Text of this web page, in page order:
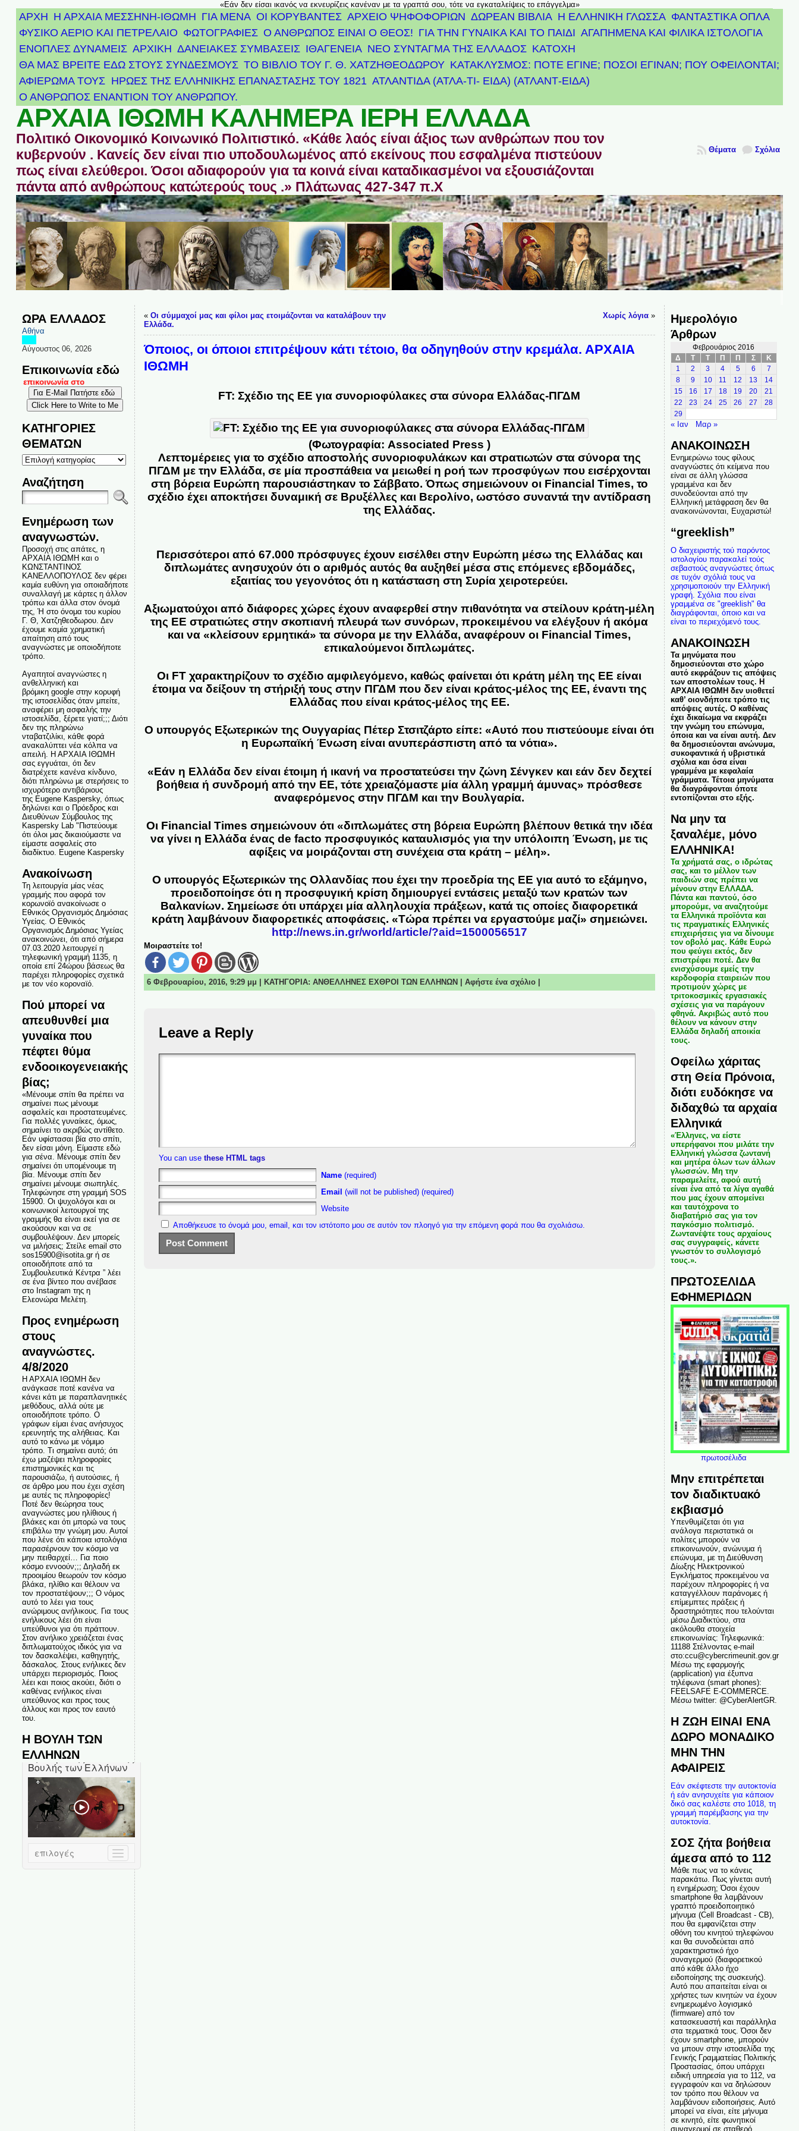
«Εάν δεν είσαι ικανός να εκνευρίζεις κανέναν με τα γραπτά σου, τότε να εγκαταλείψεις το επάγγελμα»
ΑΡΧΗ Η ΑΡΧΑΙΑ ΜΕΣΣΗΝΗ-ΙΘΩΜΗ ΓΙΑ ΜΕΝΑ ΟΙ ΚΟΡΥΒΑΝΤΕΣ ΑΡΧΕΊΟ ΨΗΦΟΦΟΡΙΏΝ ΔΩΡΕΑΝ ΒΙΒΛΙΑ Η ΕΛΛΗΝΙΚΗ ΓΛΩΣΣΑ ΦΑΝΤΑΣΤΙΚΑ ΟΠΛΑ
ΦΥΣΙΚΟ ΑΕΡΙΟ ΚΑΙ ΠΕΤΡΕΛΑΙΟ ΦΩΤΟΓΡΑΦΙΕΣ Ο ΑΝΘΡΩΠΟΣ ΕΙΝΑΙ Ο ΘΕΟΣ! ΓΙΑ ΤΗΝ ΓΥΝΑΙΚΑ ΚΑΙ ΤΟ ΠΑΙΔΙ ΑΓΑΠΗΜΕΝΑ ΚΑΙ ΦΙΛΙΚΑ ΙΣΤΟΛΟΓΙΑ
ΕΝΟΠΛΕΣ ΔΥΝΑΜΕΙΣ ΑΡΧΙΚΉ ΔΑΝΕΙΑΚΕΣ ΣΥΜΒΑΣΕΙΣ ΙΘΑΓΕΝΕΙΑ ΝΕΟ ΣΥΝΤΑΓΜΑ ΤΗΣ ΕΛΛΑΔΟΣ ΚΑΤΟΧΗ
ΘΑ ΜΑΣ ΒΡΕΙΤΕ ΕΔΩ ΣΤΟΥΣ ΣΥΝΔΕΣΜΟΥΣ ΤΟ ΒΙΒΛΙΟ ΤΟΥ Γ. Θ. ΧΑΤΖΗΘΕΟΔΩΡΟΥ ΚΑΤΑΚΛΥΣΜΟΣ: ΠΟΤΕ ΕΓΙΝΕ; ΠΟΣΟΙ ΕΓΙΝΑΝ; ΠΟΥ ΟΦΕΙΛΟΝΤΑΙ;
ΑΦΙΈΡΩΜΑ ΤΟΥΣ ΉΡΩΕΣ ΤΗΣ ΕΛΛΗΝΙΚΉΣ ΕΠΑΝΆΣΤΑΣΗΣ ΤΟΥ 1821 ΑΤΛΑΝΤΊΔΑ (ΑΤΛΑ-ΤΙ- ΕΙΔΑ) (ΑΤΛΑΝΤ-ΕΙΔΑ)
Ο ΑΝΘΡΩΠΟΣ ΕΝΑΝΤΙΟΝ ΤΟΥ ΑΝΘΡΩΠΟΥ.
ΑΡΧΑΙΑ ΙΘΩΜΗ ΚΑΛΗΜΕΡΑ ΙΕΡΗ ΕΛΛΑΔΑ
Πολιτικό Οικονομικό Κοινωνικό Πολιτιστικό. «Κάθε λαός είναι άξιος των ανθρώπων που τον
κυβερνούν . Κανείς δεν είναι πιο υποδουλωμένος από εκείνους που εσφαλμένα πιστεύουν
πως είναι ελεύθεροι. Όσοι αδιαφορούν για τα κοινά είναι καταδικασμένοι να εξουσιάζονται
πάντα από ανθρώπους κατώτερούς τους .» Πλάτωνας 427-347 π.Χ
Σχόλια
Θέματα
ΩΡΑ ΕΛΛΑΔΟΣ
Αθήνα
Αύγουστος 06, 2026
Επικοινωνία εδώ
επικοινωνία στο
ΚΑΤΗΓΟΡΙΕΣ
ΘΕΜΑΤΩΝ
ΚΑΤΗΓΟΡΙΕΣ
ΘΕΜΑΤΩΝ
Αναζήτηση
Ενημέρωση των
αναγνωστών.
Προσοχή στις απάτες, η
ΑΡΧΑΙΑ ΙΘΩΜΗ και ο
ΚΩΝΣΤΑΝΤΙΝΟΣ
ΚΑΝΕΛΛΟΠΟΥΛΟΣ δεν φέρει
καμία ευθύνη για οποιαδήποτε
συναλλαγή με κάρτες η άλλον
τρόπω και άλλα στον όνομά
της, Ή στο όνομα του κυρίου
Γ. Θ, Χατζηθεοδωρου. Δεν
έχουμε καμία χρηματική
απαίτηση από τους
αναγνώστες με οποιοδήποτε
τρόπο.
Αγαπητοί αναγνώστες η
ανθελληνική και
βρόμικη google στην κορυφή
της ιστοσελίδας όταν μπείτε,
αναφέρει μη ασφαλής την
ιστοσελίδα, ξέρετε γιατί;;; Διότι
δεν της πληρώνω
νταβατζιλίκι, κάθε φορά
ανακαλύπτει νέα κόλπα να
απειλή. Η ΑΡΧΑΙΑ ΙΘΩΜΗ
σας εγγυάται, ότι δεν
διατρέχετε κανένα κίνδυνο,
διότι πληρώνω με στερήσεις το
ισχυρότερο αντιβάριους
της Eugene Kaspersky, όπως
δηλώνει και ο Πρόεδρος και
Διευθύνων Σύμβουλος της
Kaspersky Lab "Πιστεύουμε
ότι όλοι μας δικαιούμαστε να
είμαστε ασφαλείς στο
διαδίκτυο. Eugene Kaspersky
Ανακοίνωση
Τη λειτουργία μίας νέας
γραμμής που αφορά τον
κορωνοϊό ανακοίνωσε ο
Εθνικός Οργανισμός Δημόσιας
Υγείας. Ο Εθνικός
Οργανισμός Δημόσιας Υγείας
ανακοινώνει, ότι από σήμερα
07.03.2020 λειτουργεί η
τηλεφωνική γραμμή 1135, η
οποία επί 24ώρου βάσεως θα
παρέχει πληροφορίες σχετικά
με τον νέο κοροναϊό.
Πού μπορεί να
απευθυνθεί μια
γυναίκα που
πέφτει θύμα
ενδοοικογενειακής
βίας;
«Μένουμε σπίτι θα πρέπει να
σημαίνει πως μένουμε
ασφαλείς και προστατευμένες.
Για πολλές γυναίκες, όμως,
σημαίνει το ακριβώς αντίθετο.
Εάν υφίστασαι βία στο σπίτι,
δεν είσαι μόνη. Είμαστε εδώ
για σένα. Μένουμε σπίτι δεν
σημαίνει ότι υπομένουμε τη
βία. Μένουμε σπίτι δεν
σημαίνει μένουμε σιωπηλές.
Τηλεφώνησε στη γραμμή SOS
15900. Οι ψυχολόγοι και οι
κοινωνικοί λειτουργοί της
γραμμής θα είναι εκεί για σε
ακούσουν και να σε
συμβουλέψουν. Δεν μπορείς
να μιλήσεις; Στείλε email στο
sos15900@isotita.gr ή σε
οποιοδήποτε από τα
Συμβουλευτικά Κέντρα ” λέει
σε ένα βίντεο που ανέβασε
στο Instagram της η
Ελεονώρα Μελέτη.
Προς ενημέρωση
στους
αναγνώστες.
4/8/2020
Η ΑΡΧΑΙΑ ΙΘΩΜΗ δεν
ανάγκασε ποτέ κανένα να
κάνει κάτι με παραπλανητικές
μεθόδους, αλλά ούτε με
οποιοδήποτε τρόπο. Ο
γράφων είμαι ένας ανήσυχος
ερευνητής της αλήθειας. Και
αυτό το κάνω με νόμιμο
τρόπο. Τι σημαίνει αυτό; ότι
έχω μαζέψει πληροφορίες
επιστημονικές και τις
παρουσιάζω, ή αυτούσιες, ή
σε άρθρο μου που έχει σχέση
με αυτές τις πληροφορίες!
Ποτέ δεν θεώρησα τους
αναγνώστες μου ηλίθιους ή
βλάκες και ότι μπορώ να τους
επιβάλω την γνώμη μου. Αυτοί
που λένε ότι κάποια ιστολόγια
παρασέρνουν τον κόσμο να
μην πειθαρχεί… Για ποιο
κόσμο εννοούν;;; Δηλαδή εκ
προοιμίου θεωρούν τον κόσμο
βλάκα, ηλίθιο και θέλουν να
τον προστατέψουν;;; Ο νόμος
αυτό το λέει για τους
ανώριμους ανήλικους. Για τους
ενήλικους λέει ότι είναι
υπεύθυνοι για ότι πράττουν.
Στον ανήλικο χρειάζεται ένας
διπλωματούχος ιδικός για να
τον δασκαλέψει, καθηγητής,
δάσκαλος. Στους ενήλικες δεν
υπάρχει περιορισμός. Ποιος
λέει και ποιος ακούει, διότι ο
καθένας ενήλικος είναι
υπεύθυνος και προς τους
άλλους και προς τον εαυτό
του.
Η ΒΟΥΛΗ ΤΩΝ
ΕΛΛΗΝΩΝ
« Οι σύμμαχοί μας και φίλοι μας ετοιμάζονται να καταλάβουν την
Ελλάδα.
Χωρίς λόγια»
Όποιος, οι όποιοι επιτρέψουν κάτι τέτοιο, θα οδηγηθούν στην κρεμάλα. ΑΡΧΑΙΑ
ΙΘΩΜΗ
FT: Σχέδιο της ΕΕ για συνοριοφύλακες στα σύνορα Ελλάδας-ΠΓΔΜ
(Φωτογραφία: Associated Press )
Λεπτομέρειες για το σχέδιο αποστολής συνοριοφυλάκων και στρατιωτών στα σύνορα της
ΠΓΔΜ με την Ελλάδα, σε μία προσπάθεια να μειωθεί η ροή των προσφύγων που εισέρχονται
στη βόρεια Ευρώπη παρουσιάστηκαν το Σάββατο. Όπως σημειώνουν οι Financial Times, το
σχέδιο έχει αποκτήσει δυναμική σε Βρυξέλλες και Βερολίνο, ωστόσο συναντά την αντίδραση
της Ελλάδας.
Περισσότεροι από 67.000 πρόσφυγες έχουν εισέλθει στην Ευρώπη μέσω της Ελλάδας και
διπλωμάτες ανησυχούν ότι ο αριθμός αυτός θα αυξηθεί μέσα στις επόμενες εβδομάδες,
εξαιτίας του γεγονότος ότι η κατάσταση στη Συρία χειροτερεύει.
Αξιωματούχοι από διάφορες χώρες έχουν αναφερθεί στην πιθανότητα να στείλουν κράτη-μέλη
της ΕΕ στρατιώτες στην σκοπιανή πλευρά των συνόρων, προκειμένου να ελέγξουν ή ακόμα
και να «κλείσουν ερμητικά» τα σύνορα με την Ελλάδα, αναφέρουν οι Financial Times,
επικαλούμενοι διπλωμάτες.
Οι FT χαρακτηρίζουν το σχέδιο αμφιλεγόμενο, καθώς φαίνεται ότι κράτη μέλη της ΕΕ είναι
έτοιμα να δείξουν τη στήριξή τους στην ΠΓΔΜ που δεν είναι κράτος-μέλος της ΕΕ, έναντι της
Ελλάδας που είναι κράτος-μέλος της ΕΕ.
Ο υπουργός Εξωτερικών της Ουγγαρίας Πέτερ Στσιτζάρτο είπε: «Αυτό που πιστεύουμε είναι ότι
η Ευρωπαϊκή Ένωση είναι ανυπεράσπιστη από τα νότια».
«Εάν η Ελλάδα δεν είναι έτοιμη ή ικανή να προστατεύσει την ζώνη Σένγκεν και εάν δεν δεχτεί
βοήθεια ή συνδρομή από την ΕΕ, τότε χρειαζόμαστε μία άλλη γραμμή άμυνας» πρόσθεσε
αναφερόμενος στην ΠΓΔΜ και την Βουλγαρία.
Οι Financial Times σημειώνουν ότι «διπλωμάτες στη βόρεια Ευρώπη βλέπουν θετικά την ιδέα
να γίνει η Ελλάδα ένας de facto προσφυγικός καταυλισμός για την υπόλοιπη Ένωση, με τις
αφίξεις να μοιράζονται στη συνέχεια στα κράτη – μέλη».
Ο υπουργός Εξωτερικών της Ολλανδίας που έχει την προεδρία της ΕΕ για αυτό το εξάμηνο,
προειδοποίησε ότι η προσφυγική κρίση δημιουργεί εντάσεις μεταξύ των κρατών των
Βαλκανίων. Σημείωσε ότι υπάρχει μία αλληλουχία πράξεων, κατά τις οποίες διαφορετικά
κράτη λαμβάνουν διαφορετικές αποφάσεις. «Τώρα πρέπει να εργαστούμε μαζί» σημειώνει.
http://news.in.gr/world/article/?aid=1500056517
Μοιραστείτε το!
6 Φεβρουαρίου, 2016, 9:29 μμ | ΚΑΤΗΓΟΡΙΑ: ΑΝΘΕΛΛΗΝΕΣ ΕΧΘΡΟΙ ΤΩΝ ΕΛΛΗΝΩΝ Αφήστε ένα σχόλιο|
Leave a Reply
You can use these HTML tags
Name (required)
Email (will not be published) (required)
Website
Αποθήκευσε το όνομά μου, email, και τον ιστότοπο μου σε αυτόν τον πλοηγό για την επόμενη φορά που θα σχολιάσω.
Ημερολόγιο
Άρθρων
Φεβρουάριος 2016
Δ
Τ Τ Π Π Σ
Κ
1
2 3 4 5 6
7
8
9 10 11 12 13
14
15
16 17 18 19 20
21
22
23 24 25 26 27
28
29
« Ιαν Μαρ »
ΑΝΑΚΟΙΝΩΣΗ
Ενημερώνω τους φίλους
αναγνώστες ότι κείμενα που
είναι σε άλλη γλώσσα
γραμμένα και δεν
συνοδεύονται από την
Ελληνική μετάφραση δεν θα
ανακοινώνονται, Ευχαριστώ!
“greeklish”
Ο διαχειριστής τού παρόντος
ιστολογίου παρακαλεί τούς
σεβαστούς αναγνώστες όπως
σε τυχόν σχόλιά τους να
χρησιμοποιούν την Ελληνική
γραφή. Σχόλια που είναι
γραμμένα σε "greeklish" θα
διαγράφονται, όποιο και να
είναι το περιεχόμενό τους.
ΑΝΑΚΟΙΝΩΣΗ
Τα μηνύματα που
δημοσιεύονται στο χώρο
αυτό εκφράζουν τις απόψεις
των αποστολέων τους. Η
ΑΡΧΑΙΑ ΙΘΩΜΗ δεν υιοθετεί
καθ’ οιονδήποτε τρόπο τις
απόψεις αυτές. Ο καθένας
έχει δικαίωμα να εκφράζει
την γνώμη του επώνυμα,
όποια και να είναι αυτή. Δεν
θα δημοσιεύονται ανώνυμα,
συκοφαντικά ή υβριστικά
σχόλια και όσα είναι
γραμμένα με κεφαλαία
γράμματα. Τέτοια μηνύματα
θα διαγράφονται όποτε
εντοπίζονται στο εξής.
Να μην τα
ξαναλέμε, μόνο
ΕΛΛΗΝΙΚΑ!
Τα χρήματά σας, ο ιδρώτας
σας, και το μέλλον των
παιδιών σας πρέπει να
μένουν στην ΕΛΛΑΔΑ.
Πάντα και παντού, όσο
μπορούμε, να αναζητούμε
τα Ελληνικά προϊόντα και
τις πραγματικές Ελληνικές
επιχειρήσεις για να δίνουμε
τον οβολό μας. Κάθε Ευρώ
που φεύγει εκτός, δεν
επιστρέφει ποτέ. Δεν θα
ενισχύσουμε εμείς την
κερδοφορία εταιρειών που
προτιμούν χώρες με
τριτοκοσμικές εργασιακές
σχέσεις για να παράγουν
φθηνά. Ακριβώς αυτό που
θέλουν να κάνουν στην
Ελλάδα δηλαδή αποικία
τους.
Οφείλω χάριτας
στη Θεία Πρόνοια,
διότι ευδόκησε να
διδαχθώ τα αρχαία
Ελληνικά
«Έλληνες, να είστε
υπερήφανοι που μιλάτε την
Ελληνική γλώσσα ζωντανή
και μητέρα όλων των άλλων
γλωσσών. Μη την
παραμελείτε, αφού αυτή
είναι ένα από τα λίγα αγαθά
που μας έχουν απομείνει
και ταυτόχρονα το
διαβατήριό σας για τον
παγκόσμιο πολιτισμό.
Ζωντανέψτε τους αρχαίους
σας συγγραφείς, κάνετε
γνωστόν το συλλογισμό
τους.».
ΠΡΩΤΟΣΕΛΙΔΑ
ΕΦΗΜΕΡΙΔΩΝ
πρωτοσέλιδα
Μην επιτρέπεται
τον διαδικτυακό
εκβιασμό
Υπενθυμίζεται ότι για
ανάλογα περιστατικά οι
πολίτες μπορούν να
επικοινωνούν, ανώνυμα ή
επώνυμα, με τη Διεύθυνση
Δίωξης Ηλεκτρονικού
Εγκλήματος προκειμένου να
παρέχουν πληροφορίες ή να
καταγγέλλουν παράνομες ή
επίμεμπτες πράξεις ή
δραστηριότητες που τελούνται
μέσω Διαδικτύου, στα
ακόλουθα στοιχεία
επικοινωνίας: Τηλεφωνικά:
11188 Στέλνοντας e-mail
στο:ccu@cybercrimeunit.gov.gr
Μέσω της εφαρμογής
(application) για έξυπνα
τηλέφωνα (smart phones):
FEELSAFE E-COMMERCE.
Μέσω twitter: @CyberAlertGR.
Η ΖΩΗ ΕΙΝΑΙ ΕΝΑ
ΔΩΡΟ ΜΟΝΑΔΙΚΟ
ΜΗΝ ΤΗΝ
ΑΦΑΙΡΕΙΣ
Εάν σκέφτεστε την αυτοκτονία
ή εάν ανησυχείτε για κάποιον
δικό σας καλέστε στο 1018, τη
γραμμή παρέμβασης για την
αυτοκτονία.
ΣΟΣ ζήτα βοήθεια
άμεσα από το 112
Μάθε πως να το κάνεις
παρακάτω. Πως γίνεται αυτή
η ενημέρωση; Όσοι έχουν
smartphone θα λαμβάνουν
γραπτό προειδοποιητικό
μήνυμα (Cell Broadcast - CB),
που θα εμφανίζεται στην
οθόνη του κινητού τηλεφώνου
και θα συνοδεύεται από
χαρακτηριστικό ήχο
συναγερμού (διαφορετικού
από κάθε άλλο ήχο
ειδοποίησης της συσκευής).
Αυτό που απαιτείται είναι οι
χρήστες των κινητών να έχουν
ενημερωμένο λογισμικό
(firmware) από τον
κατασκευαστή και παράλληλα
στα τερματικά τους. Όσοι δεν
έχουν smartphone, μπορούν
να μπουν στην ιστοσελίδα της
Γενικής Γραμματείας Πολιτικής
Προστασίας, όπου υπάρχει
ειδική υπηρεσία για το 112, να
εγγραφούν και να δηλώσουν
τον τρόπο που θέλουν να
λαμβάνουν ειδοποιήσεις. Αυτό
μπορεί να είναι, είτε μήνυμα
σε κινητό, είτε φωνητικοί
συναγερμοί σε σταθερό